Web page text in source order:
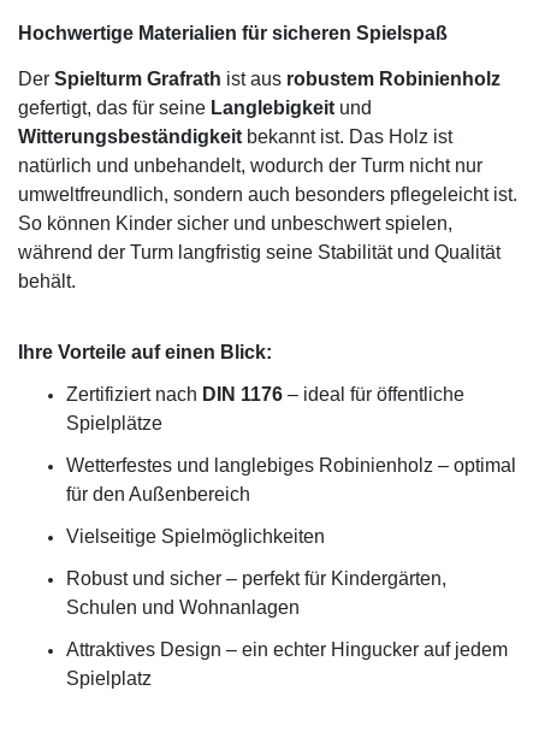
Hochwertige Materialien für sicheren Spielspaß
Der Spielturm Grafrath ist aus robustem Robinienholz
gefertigt, das für seine Langlebigkeit und
Witterungsbeständigkeit bekannt ist. Das Holz ist
natürlich und unbehandelt, wodurch der Turm nicht nur
umweltfreundlich, sondern auch besonders pflegeleicht ist.
So können Kinder sicher und unbeschwert spielen,
während der Turm langfristig seine Stabilität und Qualität
behält.
Ihre Vorteile auf einen Blick:
Zertifiziert nach DIN 1176 – ideal für öffentliche
Spielplätze
Wetterfestes und langlebiges Robinienholz – optimal
für den Außenbereich
Vielseitige Spielmöglichkeiten
Robust und sicher – perfekt für Kindergärten,
Schulen und Wohnanlagen
Attraktives Design – ein echter Hingucker auf jedem
Spielplatz